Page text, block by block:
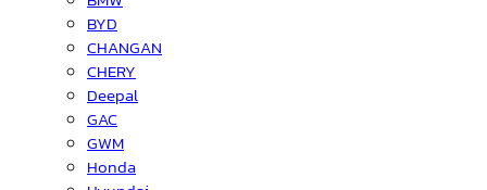
BYD
CHANGAN
CHERY
Deepal
GAC
GWM
Honda